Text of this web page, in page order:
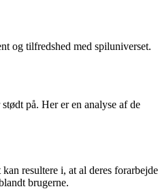
og tilfredshed med spiluniverset.
på. Her er en analyse af de
resultere i, at al deres forarbejde
brugerne.